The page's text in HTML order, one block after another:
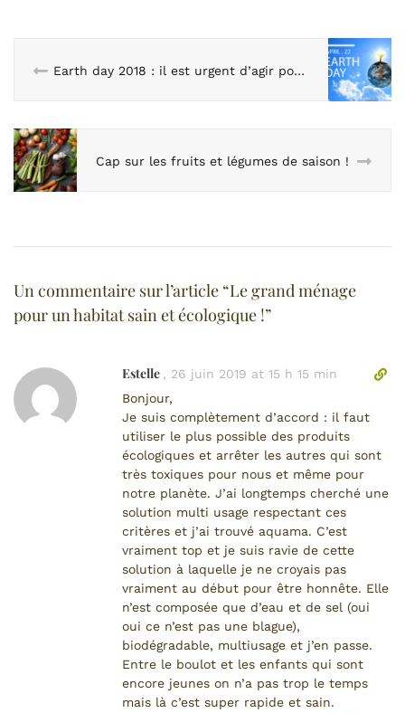
Earth day 2018 : il est urgent d’agir pour réduire les déchets plastiques !
Cap sur les fruits et légumes de saison !
Un commentaire sur l’article “Le grand ménage
pour un habitat sain et écologique !”
Estelle , 26 juin 2019 at 15 h 15 min
L
e
r
Bonjour,
Je suis complètement d’accord : il faut
utiliser le plus possible des produits
écologiques et arrêter les autres qui sont
très toxiques pour nous et même pour
notre planète. J’ai longtemps cherché une
solution multi usage respectant ces
critères et j’ai trouvé aquama. C’est
vraiment top et je suis ravie de cette
solution à laquelle je ne croyais pas
vraiment au début pour être honnête. Elle
n’est composée que d’eau et de sel (oui
oui ce n’est pas une blague),
biodégradable, multiusage et j’en passe.
Entre le boulot et les enfants qui sont
encore jeunes on n’a pas trop le temps
mais là c’est super rapide et sain.